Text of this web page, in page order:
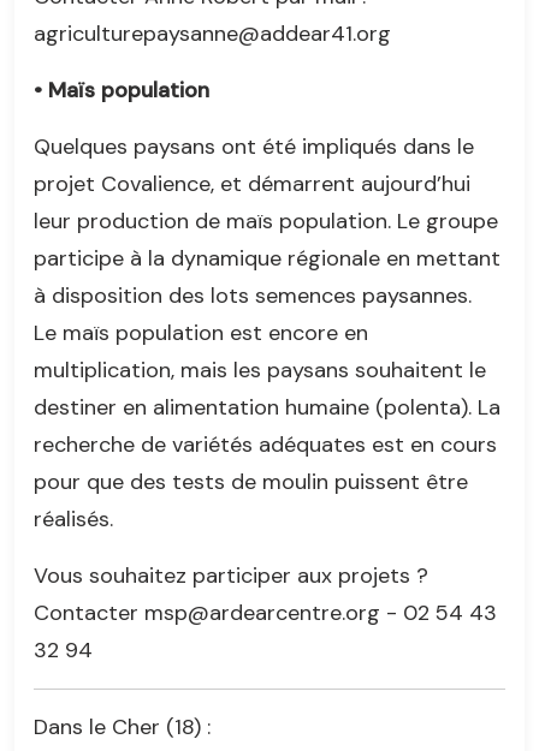
agriculturepaysanne@addear41.org
• Maïs population
Quelques paysans ont été impliqués dans le
projet Covalience, et démarrent aujourd’hui
leur production de maïs population. Le groupe
participe à la dynamique régionale en mettant
à disposition des lots semences paysannes.
Le maïs population est encore en
multiplication, mais les paysans souhaitent le
destiner en alimentation humaine (polenta). La
recherche de variétés adéquates est en cours
pour que des tests de moulin puissent être
réalisés.
Vous souhaitez participer aux projets ?
Contacter msp@ardearcentre.org - 02 54 43
32 94
Dans le Cher (18) :